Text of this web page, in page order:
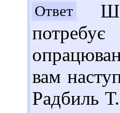
Ответ
вам
Радбиль